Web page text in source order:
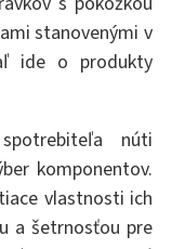
stanovenými v
ide o produkty
núti
komponentov.
vlastnosti ich
a šetrnosťou pre